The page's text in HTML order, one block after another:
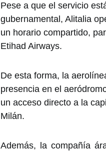
Pese a que el servicio
gubernamental, Alitalia
un horario compartido,
Etihad Airways.
De esta forma, la
presencia en el
un acceso directo a la
Milán.
Además, la compañía